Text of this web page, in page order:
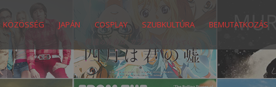
KÖZÖSSÉG JAPÁN COSPLAY SZUBKULTÚRA BEMUTATKOZÁS